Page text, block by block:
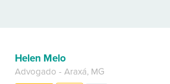
Helen Melo
Advogado - Araxá, MG